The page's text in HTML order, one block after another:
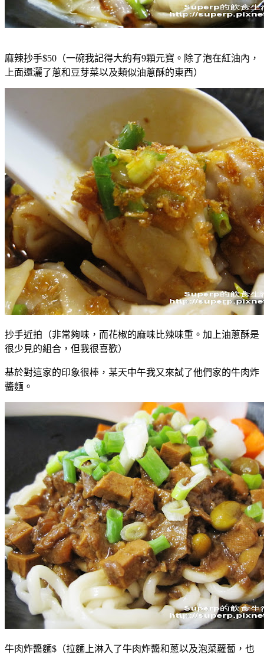
麻辣抄手$50（一碗我記得大約有9顆元寶。除了泡在紅油內，
上面還灑了蔥和豆芽菜以及類似油蔥酥的東西）
抄手近拍（非常夠味，而花椒的麻味比辣味重。加上油蔥酥是
很少見的組合，但我很喜歡）
基於對這家的印象很棒，某天中午我又來試了他們家的牛肉炸
醬麵。
牛肉炸醬麵$（拉麵上淋入了牛肉炸醬和蔥以及泡菜蘿蔔，也